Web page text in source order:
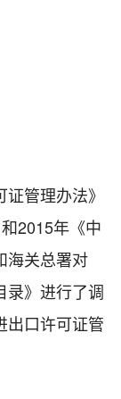
管理办法》
2015年《中
海关总署对
录》进行了调
出口许可证管